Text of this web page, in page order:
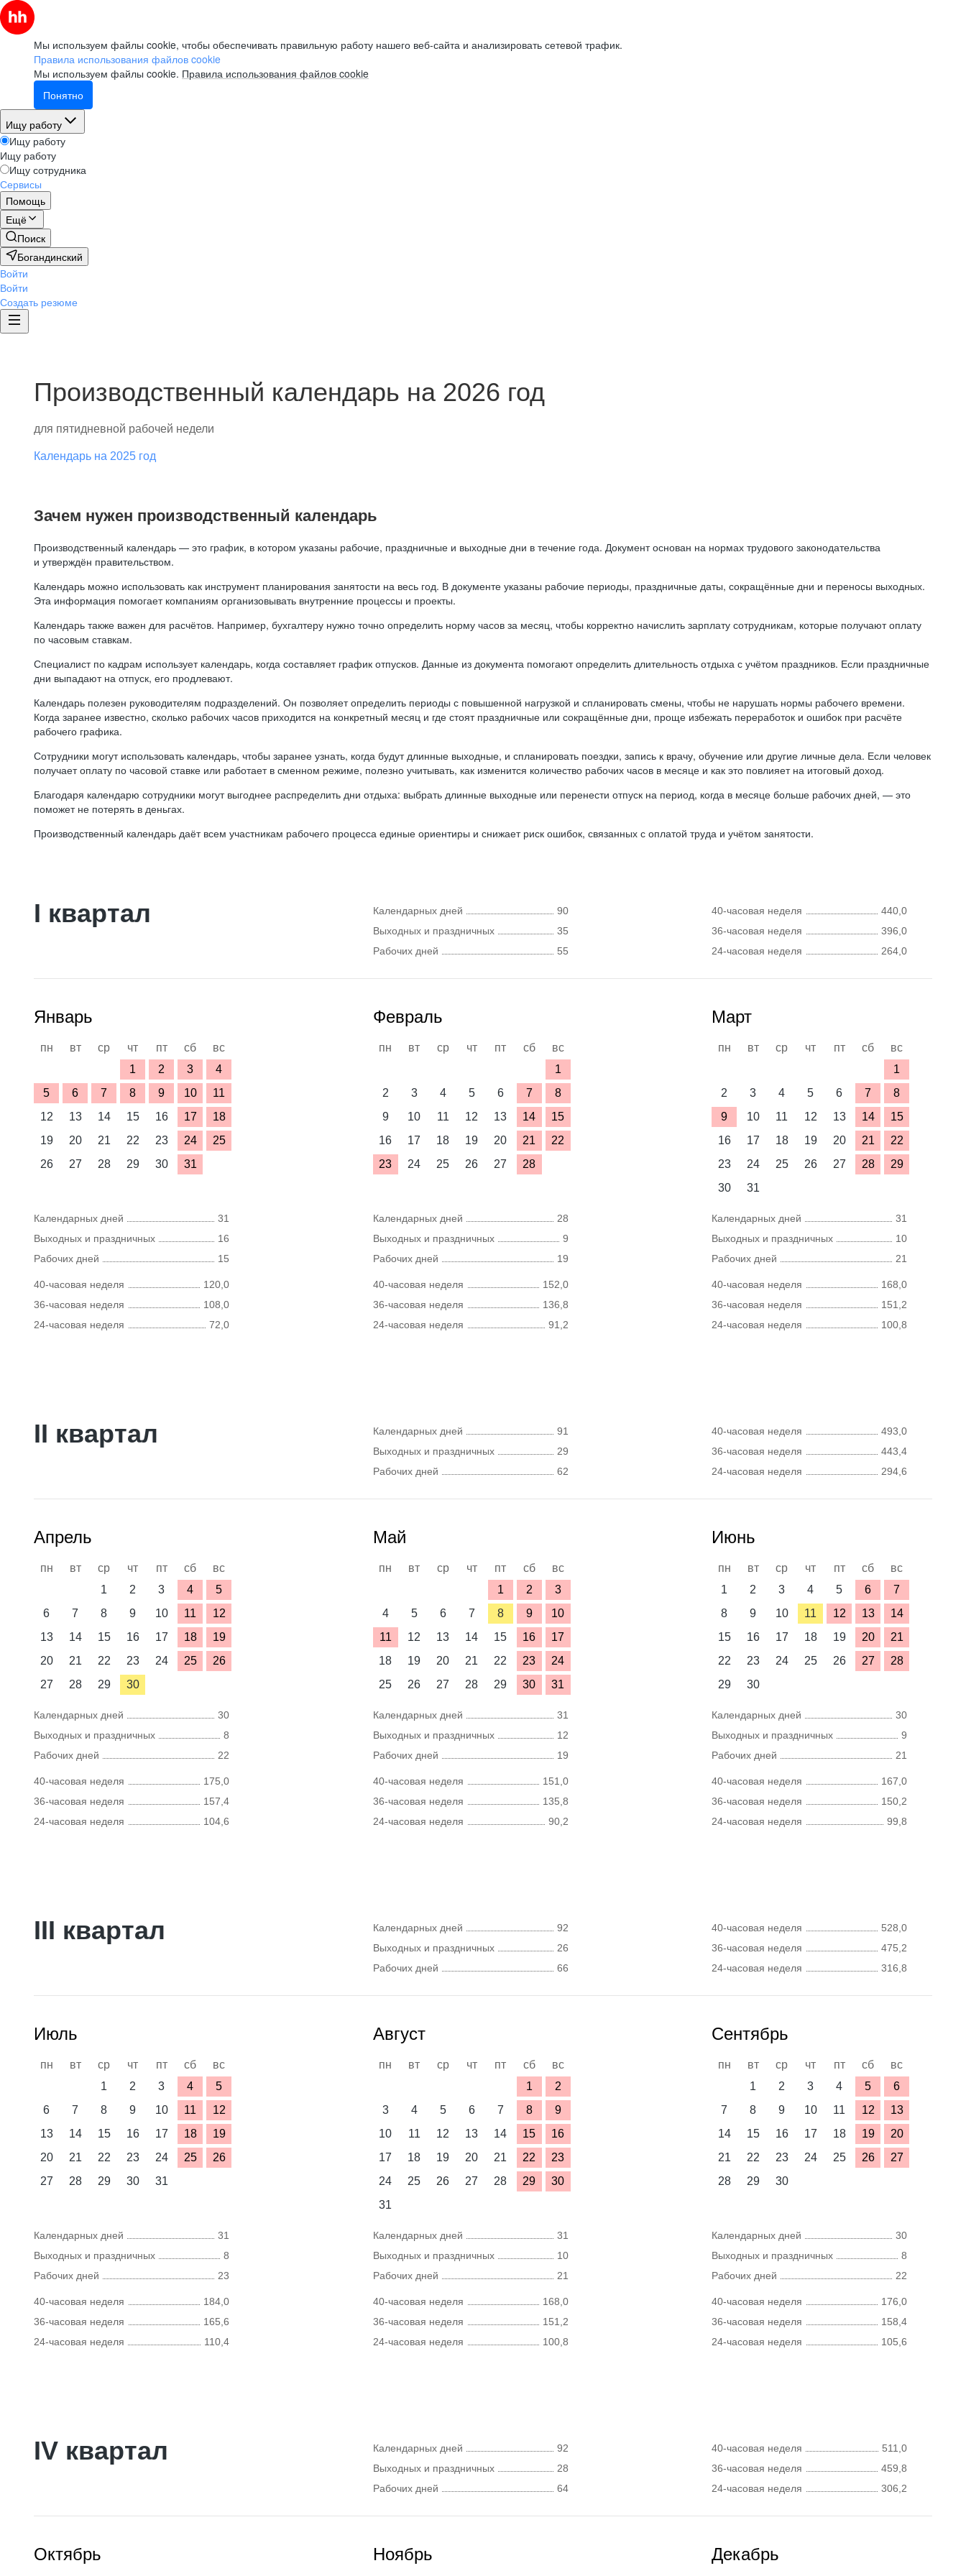
Мы используем файлы cookie, чтобы обеспечивать правильную работу нашего веб-сайта и анализировать сетевой трафик.
Правила использования файлов cookie
Мы используем файлы cookie. Правила использования файлов cookie
Понятно
Ищу работу
Ищу работу
Ищу работу
Ищу сотрудника
Сервисы
Помощь
Ещё
Поиск
Богандинский
Войти
Войти
Создать резюме
Производственный календарь на 2026 год
для пятидневной рабочей недели
Календарь на 2025 год
Зачем нужен производственный календарь
Производственный календарь — это график, в котором указаны рабочие, праздничные и выходные дни в течение года. Документ основан на нормах трудового законодательства
и утверждён правительством.
Календарь можно использовать как инструмент планирования занятости на весь год. В документе указаны рабочие периоды, праздничные даты, сокращённые дни и переносы выходных.
Эта информация помогает компаниям организовывать внутренние процессы и проекты.
Календарь также важен для расчётов. Например, бухгалтеру нужно точно определить норму часов за месяц, чтобы корректно начислить зарплату сотрудникам, которые получают оплату
по часовым ставкам.
Специалист по кадрам использует календарь, когда составляет график отпусков. Данные из документа помогают определить длительность отдыха с учётом праздников. Если праздничные
дни выпадают на отпуск, его продлевают.
Календарь полезен руководителям подразделений. Он позволяет определить периоды с повышенной нагрузкой и спланировать смены, чтобы не нарушать нормы рабочего времени.
Когда заранее известно, сколько рабочих часов приходится на конкретный месяц и где стоят праздничные или сокращённые дни, проще избежать переработок и ошибок при расчёте
рабочего графика.
Сотрудники могут использовать календарь, чтобы заранее узнать, когда будут длинные выходные, и спланировать поездки, запись к врачу, обучение или другие личные дела. Если человек
получает оплату по часовой ставке или работает в сменном режиме, полезно учитывать, как изменится количество рабочих часов в месяце и как это повлияет на итоговый доход.
Благодаря календарю сотрудники могут выгоднее распределить дни отдыха: выбрать длинные выходные или перенести отпуск на период, когда в месяце больше рабочих дней, — это
поможет не потерять в деньгах.
Производственный календарь даёт всем участникам рабочего процесса единые ориентиры и снижает риск ошибок, связанных с оплатой труда и учётом занятости.
I квартал Календарных дней
90
Выходных и праздничных
35
Рабочих дней
55
40-часовая неделя
440,0
36-часовая неделя
396,0
24-часовая неделя
264,0
Январь
пн вт ср чт пт сб
вс
1
2 3
4
5
6 7 8 9 10
11
12
13 14 15 16 17
18
19
20 21 22 23 24
25
26
27 28 29 30 31
Календарных дней
31
Выходных и праздничных
16
Рабочих дней
15
40-часовая неделя
120,0
36-часовая неделя
108,0
24-часовая неделя
72,0
Февраль
пн вт ср чт пт сб
вс
1
2
3 4 5 6 7
8
9
10 11 12 13 14
15
16
17 18 19 20 21
22
23
24 25 26 27 28
Календарных дней
28
Выходных и праздничных
9
Рабочих дней
19
40-часовая неделя
152,0
36-часовая неделя
136,8
24-часовая неделя
91,2
Март
пн вт ср чт пт сб
вс
1
2
3 4 5 6 7
8
9
10 11 12 13 14
15
16
17 18 19 20 21
22
23
24 25 26 27 28
29
30
31
Календарных дней
31
Выходных и праздничных
10
Рабочих дней
21
40-часовая неделя
168,0
36-часовая неделя
151,2
24-часовая неделя
100,8
II квартал Календарных дней
91
Выходных и праздничных
29
Рабочих дней
62
40-часовая неделя
493,0
36-часовая неделя
443,4
24-часовая неделя
294,6
Апрель
пн вт ср чт пт сб
вс
1
2 3 4
5
6
7 8 9 10 11
12
13
14 15 16 17 18
19
20
21 22 23 24 25
26
27
28 29 30
Календарных дней
30
Выходных и праздничных
8
Рабочих дней
22
40-часовая неделя
175,0
36-часовая неделя
157,4
24-часовая неделя
104,6
Май
пн вт ср чт пт сб
вс
1
2
3
4
5 6 7 8 9
10
11
12 13 14 15 16
17
18
19 20 21 22 23
24
25
26 27 28 29 30 31
Календарных дней
31
Выходных и праздничных
12
Рабочих дней
19
40-часовая неделя
151,0
36-часовая неделя
135,8
24-часовая неделя
90,2
Июнь
пн вт ср чт пт сб
вс
1
2 3 4 5 6
7
8
9 10 11 12 13
14
15
16 17 18 19 20
21
22
23 24 25 26 27
28
29
30
Календарных дней
30
Выходных и праздничных
9
Рабочих дней
21
40-часовая неделя
167,0
36-часовая неделя
150,2
24-часовая неделя
99,8
III квартал Календарных дней
92
Выходных и праздничных
26
Рабочих дней
66
40-часовая неделя
528,0
36-часовая неделя
475,2
24-часовая неделя
316,8
Июль
пн вт ср чт пт сб
вс
1
2 3 4
5
6
7 8 9 10 11
12
13
14 15 16 17 18
19
20
21 22 23 24 25
26
27
28 29 30 31
Календарных дней
31
Выходных и праздничных
8
Рабочих дней
23
40-часовая неделя
184,0
36-часовая неделя
165,6
24-часовая неделя
110,4
Август
пн вт ср чт пт сб
вс
1
2
3
4 5 6 7 8
9
10
11 12 13 14 15
16
17
18 19 20 21 22
23
24
25 26 27 28 29
30
31
Календарных дней
31
Выходных и праздничных
10
Рабочих дней
21
40-часовая неделя
168,0
36-часовая неделя
151,2
24-часовая неделя
100,8
Сентябрь
пн вт ср чт пт сб
вс
1
2 3 4 5
6
7
8 9 10 11 12
13
14
15 16 17 18 19
20
21
22 23 24 25 26
27
28
29 30
Календарных дней
30
Выходных и праздничных
8
Рабочих дней
22
40-часовая неделя
176,0
36-часовая неделя
158,4
24-часовая неделя
105,6
IV квартал Календарных дней
92
Выходных и праздничных
28
Рабочих дней
64
40-часовая неделя
511,0
36-часовая неделя
459,8
24-часовая неделя
306,2
Октябрь Ноябрь Декабрь